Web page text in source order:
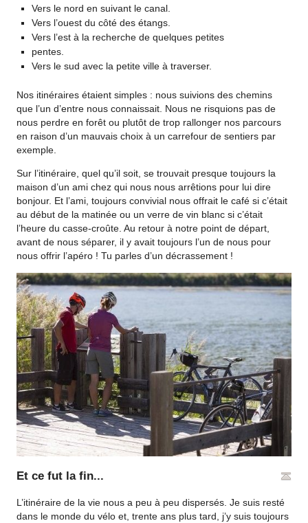
Vers le nord en suivant le canal.
Vers l’ouest du côté des étangs.
Vers l’est à la recherche de quelques petites
pentes.
Vers le sud avec la petite ville à traverser.
Nos itinéraires étaient simples : nous suivions des chemins
que l’un d’entre nous connaissait. Nous ne risquions pas de
nous perdre en forêt ou plutôt de trop rallonger nos parcours
en raison d’un mauvais choix à un carrefour de sentiers par
exemple.
Sur l’itinéraire, quel qu’il soit, se trouvait presque toujours la
maison d’un ami chez qui nous nous arrêtions pour lui dire
bonjour. Et l’ami, toujours convivial nous offrait le café si c’était
au début de la matinée ou un verre de vin blanc si c’était
l’heure du casse-croûte. Au retour à notre point de départ,
avant de nous séparer, il y avait toujours l’un de nous pour
nous offrir l’apéro ! Tu parles d’un décrassement !
Et ce fut la fin...
L’itinéraire de la vie nous a peu à peu dispersés. Je suis resté
dans le monde du vélo et, trente ans plus tard, j’y suis toujours